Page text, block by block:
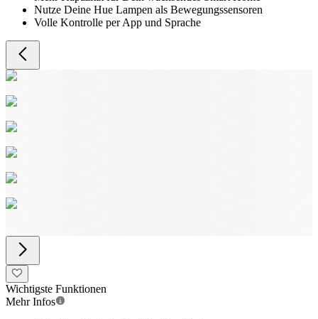
Nutze Deine Hue Lampen als Bewegungssensoren
Volle Kontrolle per App und Sprache
Wichtigste Funktionen
Mehr Infos